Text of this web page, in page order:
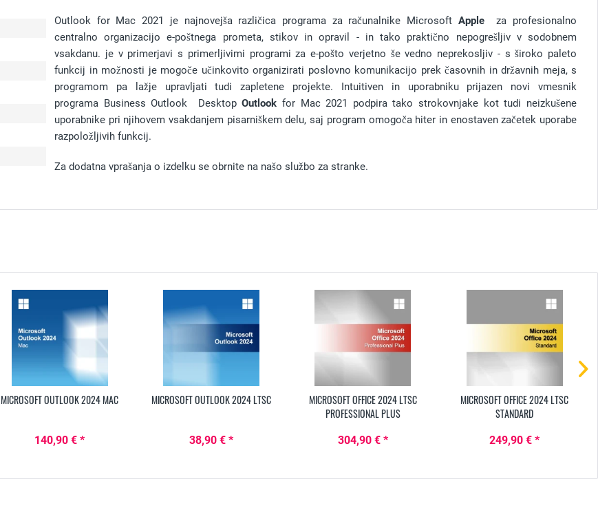
Outlook for Mac 2021 je najnovejša različica programa za računalnike Microsoft Appleza profesionalno
centralno organizacijo e-poštnega prometa, stikov in opravil - in tako praktično nepogrešljiv v sodobnem
vsakdanu. je v primerjavi s primerljivimi programi za e-pošto verjetno še vedno neprekosljiv - s široko paleto
funkcij in možnosti je mogoče učinkovito organizirati poslovno komunikacijo prek časovnih in državnih meja, s
programom pa lažje upravljati tudi zapletene projekte. Intuitiven in uporabniku prijazen novi vmesnik
programa Business Outlook DesktopOutlook for Mac 2021 podpira tako strokovnjake kot tudi neizkušene
uporabnike pri njihovem vsakdanjem pisarniškem delu, saj program omogoča hiter in enostaven začetek uporabe
razpoložljivih funkcij.
Za dodatna vprašanja o izdelku se obrnite na našo službo za stranke.
MICROSOFT OUTLOOK 2024 MAC
140,90 € *
MICROSOFT OUTLOOK 2024 LTSC
38,90 € *
MICROSOFT OFFICE 2024 LTSC
PROFESSIONAL PLUS
304,90 € *
MICROSOFT OFFICE 2024 LTSC
STANDARD
249,90 € *